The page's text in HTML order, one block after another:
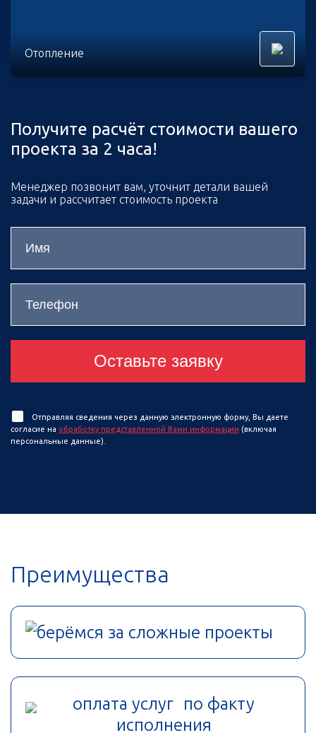
Отопление
Получите расчёт стоимости вашего
проекта за 2 часа!
Менеджер позвонит вам, уточнит детали вашей
задачи и рассчитает стоимость проекта
Оставьте заявку
Отправляя сведения через данную электронную форму, Вы даете
согласие на обработку представленной Вами информации (включая
персональные данные).
Преимущества
берёмся за сложные проекты
оплата услуг по факту
исполнения